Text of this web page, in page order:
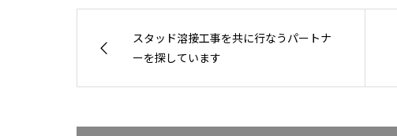
スタッド溶接工事を共に行なうパートナ
ーを探しています